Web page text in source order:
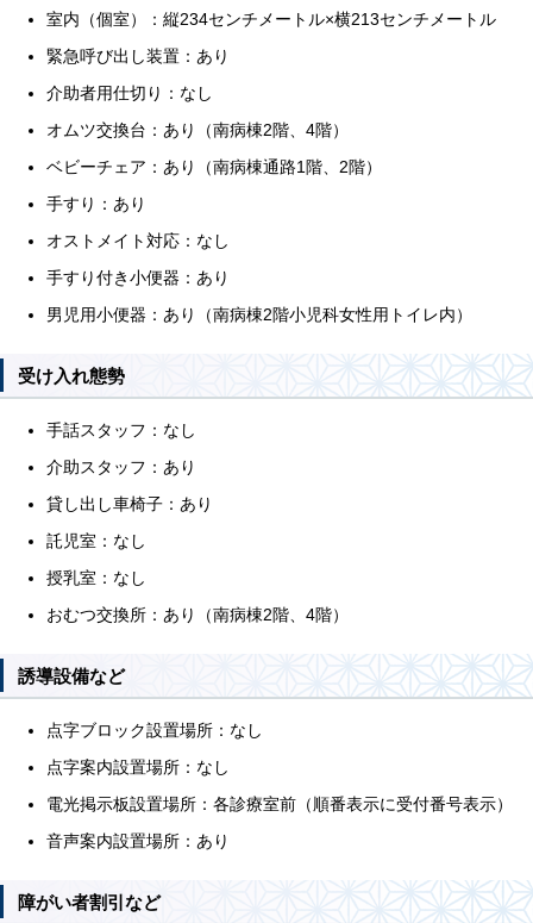
室内（個室）：縦234センチメートル×横213センチメートル
緊急呼び出し装置：あり
介助者用仕切り：なし
オムツ交換台：あり（南病棟2階、4階）
ベビーチェア：あり（南病棟通路1階、2階）
手すり：あり
オストメイト対応：なし
手すり付き小便器：あり
男児用小便器：あり（南病棟2階小児科女性用トイレ内）
受け入れ態勢
手話スタッフ：なし
介助スタッフ：あり
貸し出し車椅子：あり
託児室：なし
授乳室：なし
おむつ交換所：あり（南病棟2階、4階）
誘導設備など
点字ブロック設置場所：なし
点字案内設置場所：なし
電光掲示板設置場所：各診療室前（順番表示に受付番号表示）
音声案内設置場所：あり
障がい者割引など